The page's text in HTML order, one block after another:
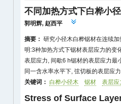
不同加热方式下白桦小
郭明辉,赵西平
摘要： 研究小径木白桦锯材在连续
明:3种加热方式下锯材表层应力的变
表层应力, 间歇6 h锯材的表层应力最
同一含水率水平下, 弦切板的表层应
关键词： 白桦小径木 锯材 表层应
Stress of Surface